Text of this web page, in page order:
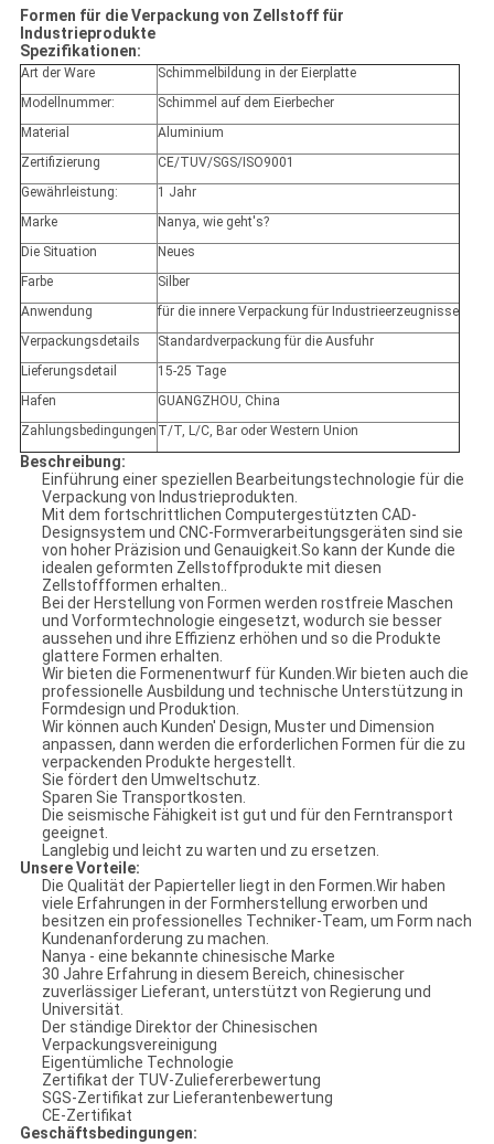
Formen für die Verpackung von Zellstoff für
Industrieprodukte
Spezifikationen:
Art der Ware
Schimmelbildung in der Eierplatte
Modellnummer:
Schimmel auf dem Eierbecher
Material
Aluminium
Zertifizierung
CE/TUV/SGS/ISO9001
Gewährleistung:
1 Jahr
Marke
Nanya, wie geht's?
Die Situation
Neues
Farbe
Silber
Anwendung
für die innere Verpackung für Industrieerzeugnisse
Verpackungsdetails
Standardverpackung für die Ausfuhr
Lieferungsdetail
15-25 Tage
Hafen
GUANGZHOU, China
Zahlungsbedingungen T/T, L/C, Bar oder Western Union
Beschreibung:
Einführung einer speziellen Bearbeitungstechnologie für die
Verpackung von Industrieprodukten.
Mit dem fortschrittlichen Computergestützten CAD-
Designsystem und CNC-Formverarbeitungsgeräten sind sie
von hoher Präzision und Genauigkeit.So kann der Kunde die
idealen geformten Zellstoffprodukte mit diesen
Zellstoffformen erhalten..
Bei der Herstellung von Formen werden rostfreie Maschen
und Vorformtechnologie eingesetzt, wodurch sie besser
aussehen und ihre Effizienz erhöhen und so die Produkte
glattere Formen erhalten.
Wir bieten die Formenentwurf für Kunden.Wir bieten auch die
professionelle Ausbildung und technische Unterstützung in
Formdesign und Produktion.
Wir können auch Kunden' Design, Muster und Dimension
anpassen, dann werden die erforderlichen Formen für die zu
verpackenden Produkte hergestellt.
Sie fördert den Umweltschutz.
Sparen Sie Transportkosten.
Die seismische Fähigkeit ist gut und für den Ferntransport
geeignet.
Langlebig und leicht zu warten und zu ersetzen.
Unsere Vorteile:
Die Qualität der Papierteller liegt in den Formen.Wir haben
viele Erfahrungen in der Formherstellung erworben und
besitzen ein professionelles Techniker-Team, um Form nach
Kundenanforderung zu machen.
Nanya - eine bekannte chinesische Marke
30 Jahre Erfahrung in diesem Bereich, chinesischer
zuverlässiger Lieferant, unterstützt von Regierung und
Universität.
Der ständige Direktor der Chinesischen
Verpackungsvereinigung
Eigentümliche Technologie
Zertifikat der TUV-Zuliefererbewertung
SGS-Zertifikat zur Lieferantenbewertung
CE-Zertifikat
Geschäftsbedingungen: